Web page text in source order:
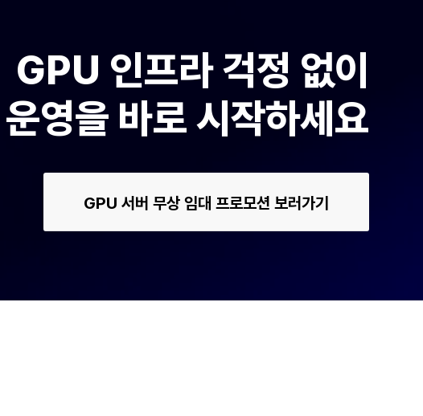
GPU 인프라 걱정 없이
영을 바로 시작하세요
GPU 서버 무상 임대 프로모션 보러가기